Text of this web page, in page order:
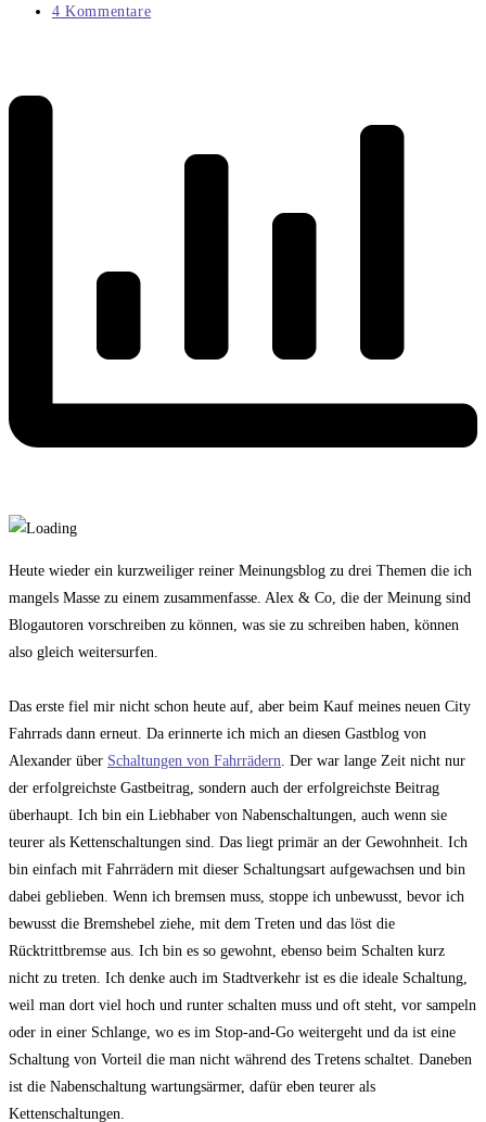
Kategorie:
Beitrags-
4 Kommentare
Heute wieder ein kurzweiliger reiner Meinungsblog zu drei Themen die ich
mangels Masse zu einem zusammenfasse. Alex & Co, die der Meinung sind
Blogautoren vorschreiben zu können, was sie zu schreiben haben, können
also gleich weitersurfen.
Das erste fiel mir nicht schon heute auf, aber beim Kauf meines neuen City
Fahrrads dann erneut. Da erinnerte ich mich an diesen Gastblog von
Alexander über Schaltungen von Fahrrädern . Der war lange Zeit nicht nur
der erfolgreichste Gastbeitrag, sondern auch der erfolgreichste Beitrag
überhaupt. Ich bin ein Liebhaber von Nabenschaltungen, auch wenn sie
teurer als Kettenschaltungen sind. Das liegt primär an der Gewohnheit. Ich
bin einfach mit Fahrrädern mit dieser Schaltungsart aufgewachsen und bin
dabei geblieben. Wenn ich bremsen muss, stoppe ich unbewusst, bevor ich
bewusst die Bremshebel ziehe, mit dem Treten und das löst die
Rücktrittbremse aus. Ich bin es so gewohnt, ebenso beim Schalten kurz
nicht zu treten. Ich denke auch im Stadtverkehr ist es die ideale Schaltung,
weil man dort viel hoch und runter schalten muss und oft steht, vor sampeln
oder in einer Schlange, wo es im Stop-and-Go weitergeht und da ist eine
Schaltung von Vorteil die man nicht während des Tretens schaltet. Daneben
ist die Nabenschaltung wartungsärmer, dafür eben teurer als
Kettenschaltungen.